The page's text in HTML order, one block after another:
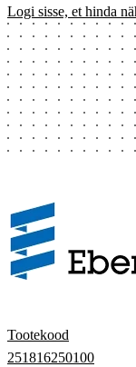
Logi sisse, et hinda
Tootekood
251816250100